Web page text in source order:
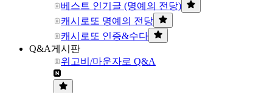
베스트 인기글 (명예의 전당)
캐시로또 명예의 전당
캐시로또 인증&수다
Q&A게시판
위고비/마운자로 Q&A